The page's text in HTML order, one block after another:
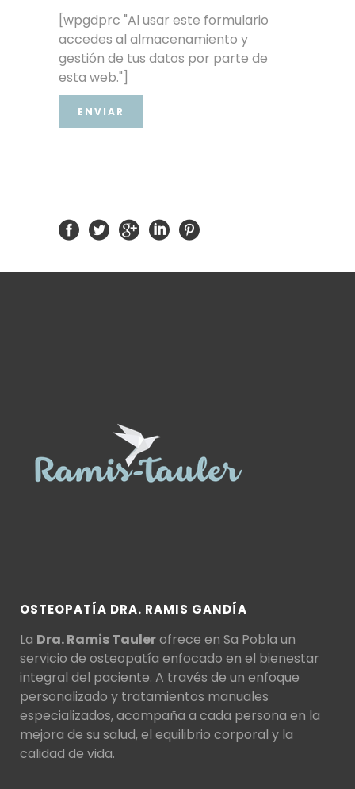
[wpgdprc "Al usar este formulario
accedes al almacenamiento y
gestión de tus datos por parte de
esta web."]
OSTEOPATÍA DRA. RAMIS GANDÍA
La Dra. Ramis Taulerofrece en Sa Pobla un
servicio de osteopatía enfocado en el bienestar
integral del paciente. A través de un enfoque
personalizado y tratamientos manuales
especializados, acompaña a cada persona en la
mejora de su salud, el equilibrio corporal y la
calidad de vida.